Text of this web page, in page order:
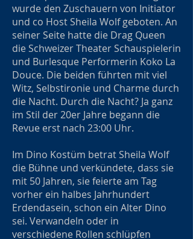
wurde den Zuschauern von Initiator
und co Host Sheila Wolf geboten. An
seiner Seite hatte die Drag Queen
die Schweizer Theater Schauspielerin
und Burlesque Performerin Koko La
Douce. Die beiden führten mit viel
Witz, Selbstironie und Charme durch
die Nacht. Durch die Nacht? Ja ganz
im Stil der 20er Jahre begann die
Revue erst nach 23:00 Uhr.
Im Dino Kostüm betrat Sheila Wolf
die Bühne und verkündete, dass sie
mit 50 Jahren, sie feierte am Tag
vorher ein halbes Jahrhundert
Erdendasein, schon ein Alter Dino
sei. Verwandeln oder in
verschiedene Rollen schlüpfen